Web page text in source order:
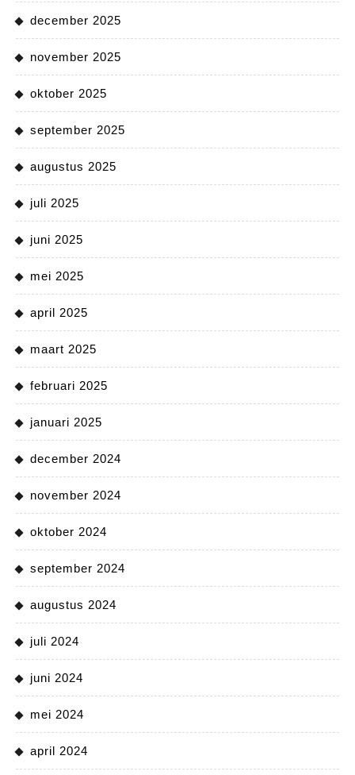
december 2025
november 2025
oktober 2025
september 2025
augustus 2025
juli 2025
juni 2025
mei 2025
april 2025
maart 2025
februari 2025
januari 2025
december 2024
november 2024
oktober 2024
september 2024
augustus 2024
juli 2024
juni 2024
mei 2024
april 2024